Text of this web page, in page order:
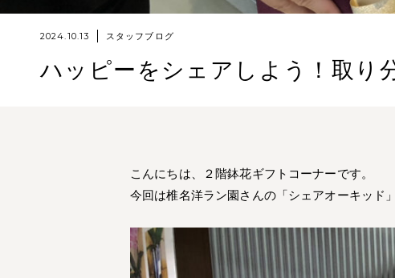
2024.10.13 スタッフブログ
ハッピーをシェアしよう！取り
こんにちは、２階鉢花ギフトコーナーです。
今回は椎名洋ラン園さんの「シェアオーキッド